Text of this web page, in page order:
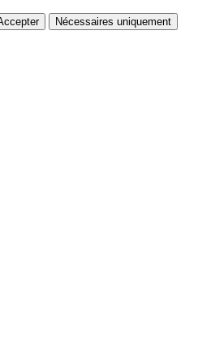
Nécessaires uniquement